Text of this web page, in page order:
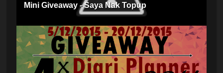
Mini Giveaway - Saya Nak Topup